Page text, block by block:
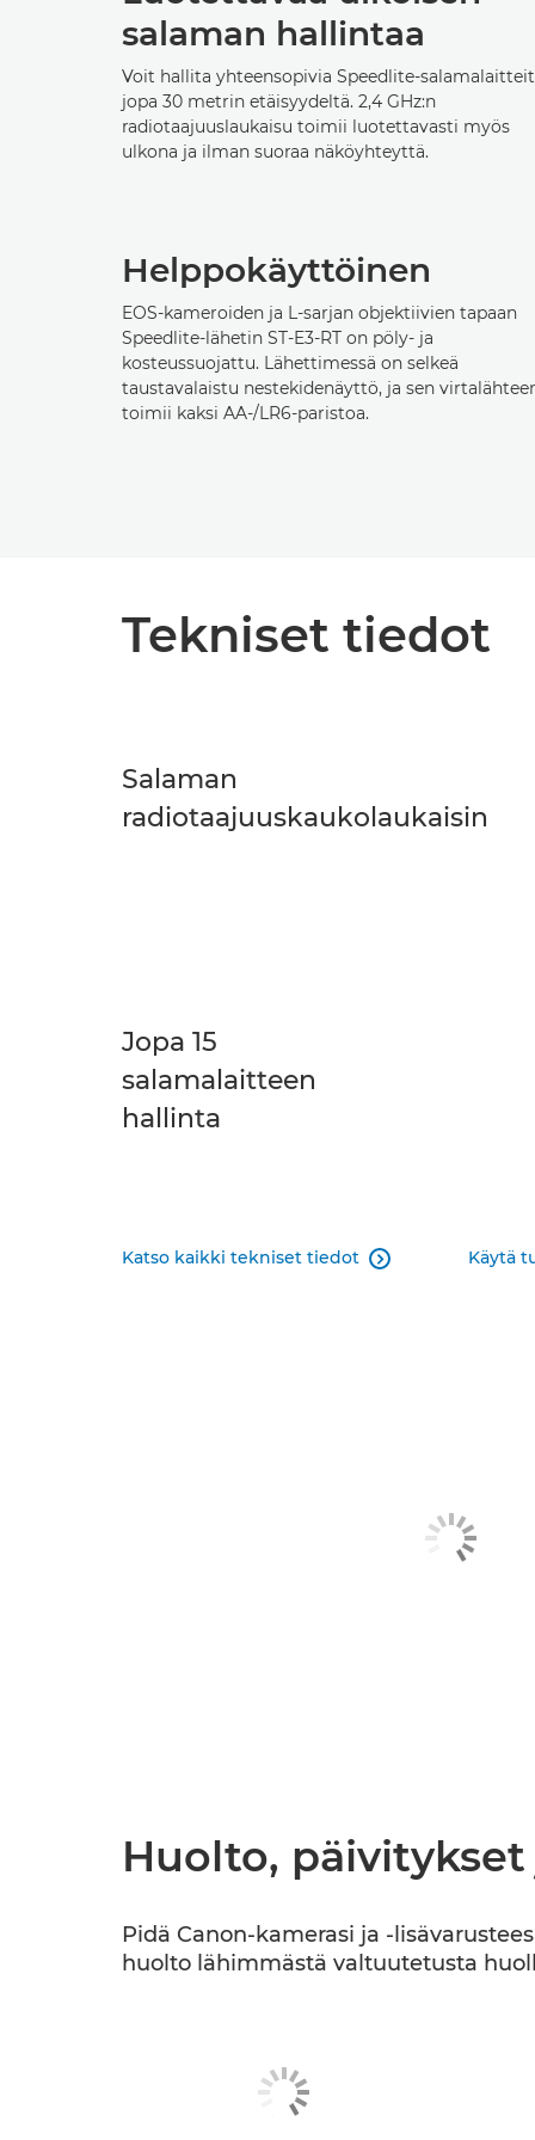
salaman hallintaa
Voit hallita yhteensopivia Speedlite-
jopa 30 metrin etäisyydeltä. 2,4 GHz:n
radiotaajuuslaukaisu toimii luotettavasti myös
ulkona ja ilman suoraa näköyhteyttä.
Helppokäyttöinen
EOS-kameroiden ja L-sarjan objektiivien tapaan
Speedlite-lähetin ST-E3-RT on pöly- ja
kosteussuojattu. Lähettimessä on selkeä
taustavalaistu nestekidenäyttö, ja sen
toimii kaksi AA-/LR6-paristoa.
Tekniset tiedot
Salaman
radiotaajuuskaukolaukaisin
Jopa 15
salamalaitteen
hallinta
Katso kaikki tekniset tiedot  Käytä
Huolto,
Pidä Canon-kamerasi ja -
huolto lähimmästä valtuutetusta